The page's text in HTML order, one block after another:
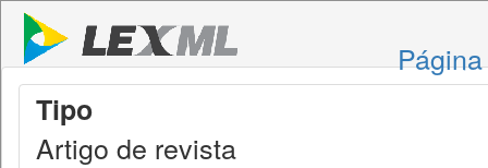
Tipo
Artigo de revista